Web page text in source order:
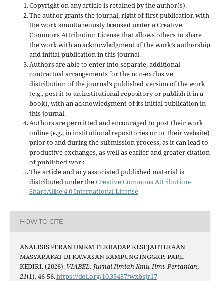
Copyright on any article is retained by the author(s).
The author grants the journal, right of first publication with
the work simultaneously licensed under a Creative
Commons Attribution License that allows others to share
the work with an acknowledgment of the work’s authorship
and initial publication in this journal.
Authors are able to enter into separate, additional
contractual arrangements for the non-exclusive
distribution of the journal’s published version of the work
(e.g., post it to an institutional repository or publish it in a
book), with an acknowledgment of its initial publication in
this journal.
Authors are permitted and encouraged to post their work
online (e.g., in institutional repositories or on their website)
prior to and during the submission process, as it can lead to
productive exchanges, as well as earlier and greater citation
of published work.
The article and any associated published material is
distributed under theCreative Commons Attribution-
ShareAlike 4.0 International License
HOW TO CITE
ANALISIS PERAN UMKM TERHADAP KESEJAHTERAAN
MASYARAKAT DI KAWASAN KAMPUNG INGGRIS PARE
KEDIRI. (2026). VIABEL: Jurnal Ilmiah Ilmu-Ilmu Pertanian,
21(1), 46-56.https://doi.org/10.35457/wxbsjr17